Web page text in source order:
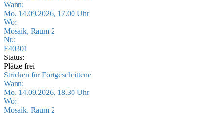
Wann:
Mo. 14.09.2026, 17.00 Uhr
Wo:
Mosaik, Raum 2
Nr.:
F40301
Status:
Plätze frei
Stricken für Fortgeschrittene
Wann:
Mo. 14.09.2026, 18.30 Uhr
Wo:
Mosaik, Raum 2